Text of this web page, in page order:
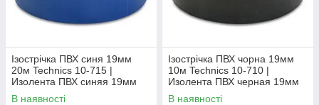
Ізострічка ПВХ синя 19мм
20м Technics 10-715 |
Изолента ПВХ синяя 19мм
20м Technics
В наявності
Ізострічка ПВХ чорна 19мм
10м Technics 10-710 |
Изолента ПВХ черная 19мм
10м Technics
В наявності